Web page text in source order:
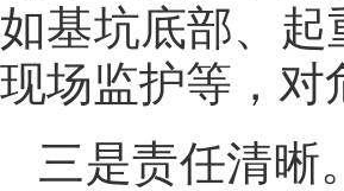
如基坑底部、
现场监护等，对
三是责任清晰